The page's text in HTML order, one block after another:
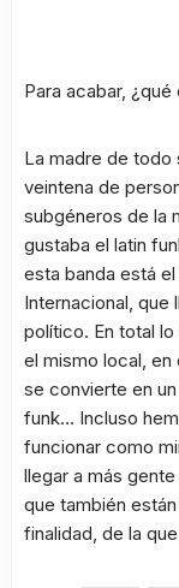
Para acabar,
La madre de todo
veintena de
subgéneros de la
gustaba el latin
esta banda está
Internacional ,
político. En total
el mismo local,
se convierte en
funk… Incluso
funcionar como
llegar a más
que también
finalidad, de la